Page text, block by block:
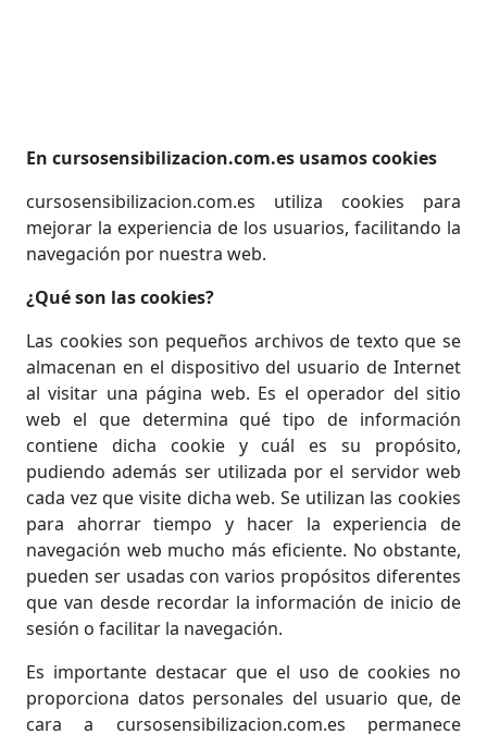
En cursosensibilizacion.com.es usamos cookies
cursosensibilizacion.com.es utiliza cookies para
mejorar la experiencia de los usuarios, facilitando la
navegación por nuestra web.
¿Qué son las cookies?
Las cookies son pequeños archivos de texto que se
almacenan en el dispositivo del usuario de Internet
al visitar una página web. Es el operador del sitio
web el que determina qué tipo de información
contiene dicha cookie y cuál es su propósito,
pudiendo además ser utilizada por el servidor web
cada vez que visite dicha web. Se utilizan las cookies
para ahorrar tiempo y hacer la experiencia de
navegación web mucho más eficiente. No obstante,
pueden ser usadas con varios propósitos diferentes
que van desde recordar la información de inicio de
sesión o facilitar la navegación.
Es importante destacar que el uso de cookies no
proporciona datos personales del usuario que, de
cara a cursosensibilizacion.com.es permanece